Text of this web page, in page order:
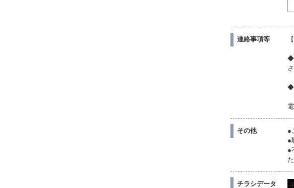
連絡事項等
◆
◆
その他
●
●
●
チラシデータ